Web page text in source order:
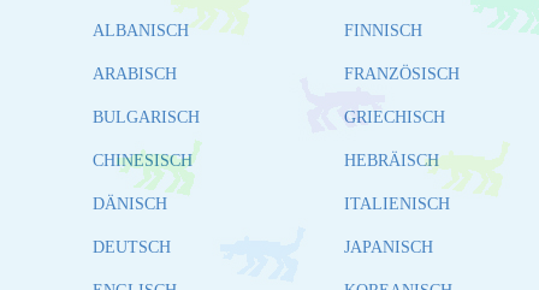
ALBANISCH
ARABISCH
BULGARISCH
CHINESISCH
DÄNISCH
DEUTSCH
FINNISCH
FRANZÖSISCH
GRIECHISCH
HEBRÄISCH
ITALIENISCH
JAPANISCH